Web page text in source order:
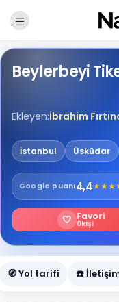
Beylerbeyi
Ekleyen:İbrahim
İstanbul Üsküdar
Google puanı4,4★★★
🤍 Favori
0kişi
🧭 Yol tarifi ☎️